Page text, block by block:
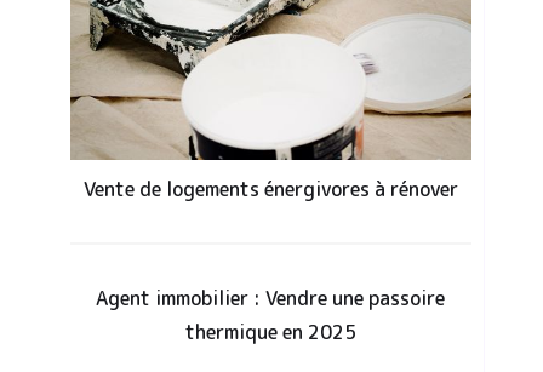
Vente de logements énergivores à rénover
Agent immobilier : Vendre une passoire
thermique en 2025